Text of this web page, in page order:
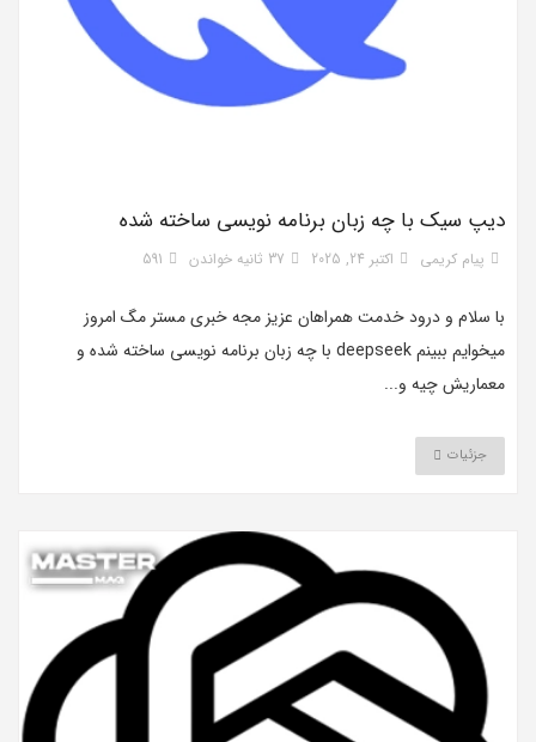
دیپ سیک با چه زبان برنامه نویسی ساخته شده
پیام کریمی اکتبر 24, 2025 37 ثانیه خواندن 591
با سلام و درود خدمت همراهان عزیز مجه خبری مستر مگ امروز
میخوایم ببینم deepseek با چه زبان برنامه نویسی ساخته شده و
معماریش چیه و...
جزئیات